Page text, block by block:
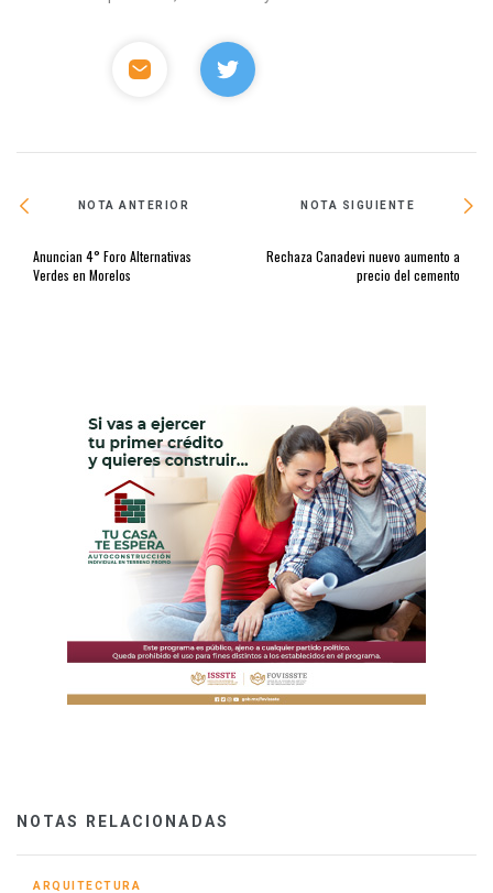
NOTA ANTERIOR
Anuncian 4° Foro Alternativas
Verdes en Morelos
NOTA SIGUIENTE
Rechaza Canadevi nuevo aumento a
precio del cemento
NOTAS RELACIONADAS
ARQUITECTURA